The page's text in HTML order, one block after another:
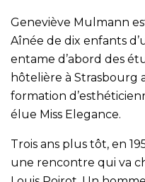
Geneviève Mulmann
Aînée de dix enfants
entame d’abord des
hôtelière à Strasbourg
formation
élue Miss Elegance.
Trois ans plus tôt, en
une rencontre qui va